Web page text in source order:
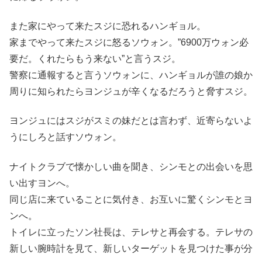
また家にやって来たスジに恐れるハンギョル。
家までやって来たスジに怒るソウォン。”6900万ウォン必
要だ。くれたらもう来ない”と言うスジ。
警察に通報すると言うソウォンに、ハンギョルが誰の娘か
周りに知られたらヨンジュが辛くなるだろうと脅すスジ。
ヨンジュにはスジがスミの妹だとは言わず、近寄らないよ
うにしろと話すソウォン。
ナイトクラブで懐かしい曲を聞き、シンモとの出会いを思
い出すヨンへ。
同じ店に来ていることに気付き、お互いに驚くシンモとヨ
ンへ。
トイレに立ったソン社長は、テレサと再会する。テレサの
新しい腕時計を見て、新しいターゲットを見つけた事が分